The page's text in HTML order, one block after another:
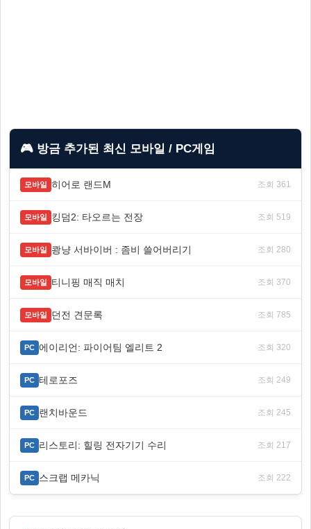
🎮 방금 추가된 최신 모바일 / PC게임
모바일 히어로 랜드M 조회 361
모바일 킹덤2: 타오르는 전장 조회 519
모바일 쾅냥 서바이버 : 좀비 쓸어버리기 조회 280
모바일 티니핑 매직 매치 조회 370
모바일 던전 견문록 조회 785
PC 에이리언: 파이어팀 엘리트 2 조회 320
PC 테로포즈 조회 249
PC 랜치바운드 조회 245
PC 리스토리: 힐링 전자기기 수리 조회 217
PC 스크랩 메카닉 조회 222